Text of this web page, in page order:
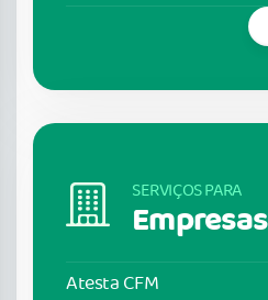
SERVIÇOS PARA
Empresas
Atesta CFM